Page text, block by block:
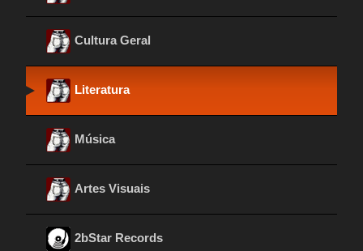
Cultura Geral
Literatura
Música
Artes Visuais
2bStar Records